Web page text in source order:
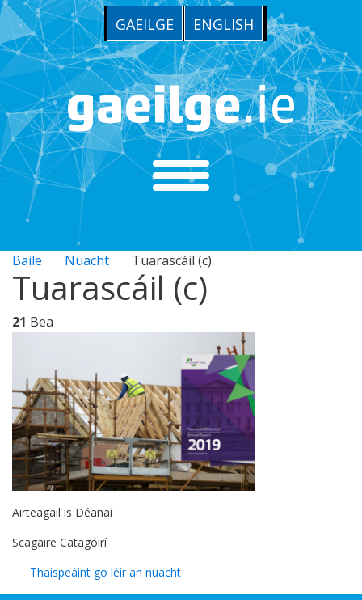
GAEILGE ENGLISH
Baile Nuacht Tuarascáil (c)
Tuarascáil (c)
21 Bea
Airteagail is Déanaí
Scagaire Catagóirí
Thaispeáint go léir an nuacht